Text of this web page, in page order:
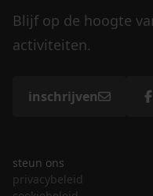
Blijf op de hoogte
activiteiten.
inschrijven
steun ons
privacybeleid